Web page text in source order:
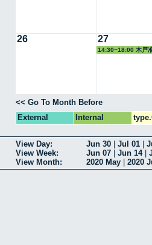
26 27
14:30~18:00 木戸
<< Go To Month Before
External
Internal
View Day: Jun 30 Jul 01
View Week:
Jun 07 Jun 14|
View Month:
2020 May 2020